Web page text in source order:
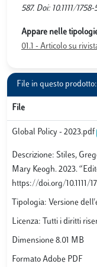
587. Doi: 10.1111/
Appare nelle
01.1 - Articolo su
File in questo prodotto:
File
Global Policy - 2023.pdf
Descrizione: Stiles,
Mary Keogh. 2023.
https://doi.org/10.1111/
Tipologia: Versione
Licenza: Tutti i diritti
Dimensione 8.01 MB
Formato Adobe PDF